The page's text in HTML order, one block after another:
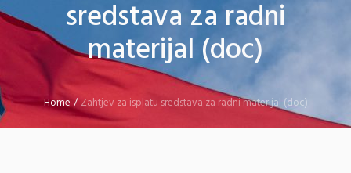
sredstava za radni
materijal (doc)
Home/Zahtjev za isplatu sredstava za radni materijal (doc)